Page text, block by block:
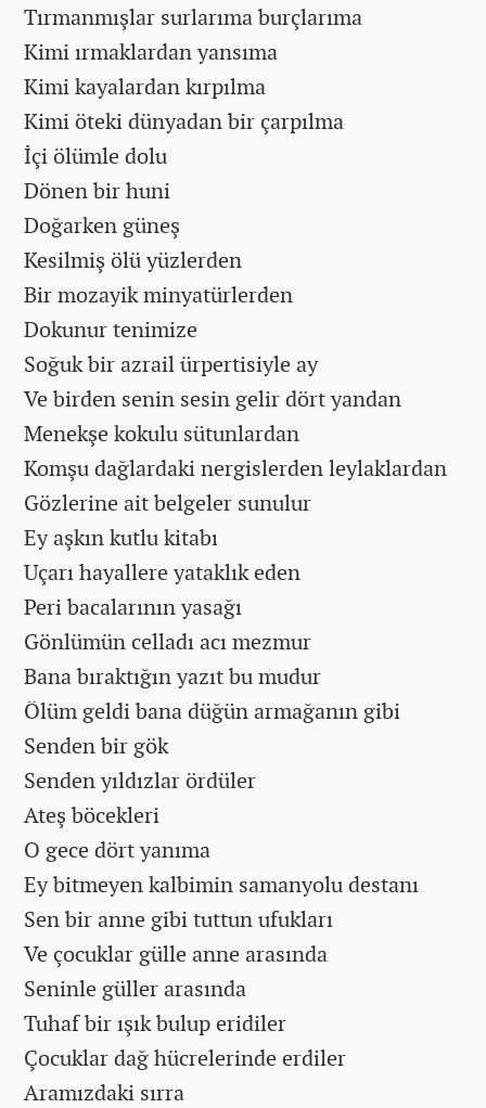
Tırmanmışlar surlarıma burçlarıma
Kimi ırmaklardan yansıma
Kimi kayalardan kırpılma
Kimi öteki dünyadan bir çarpılma
İçi ölümle dolu
Dönen bir huni
Doğarken güneş
Kesilmiş ölü yüzlerden
Bir mozayik minyatürlerden
Dokunur tenimize
Soğuk bir azrail ürpertisiyle ay
Ve birden senin sesin gelir dört yandan
Menekşe kokulu sütunlardan
Komşu dağlardaki nergislerden leylaklardan
Gözlerine ait belgeler sunulur
Ey aşkın kutlu kitabı
Uçarı hayallere yataklık eden
Peri bacalarının yasağı
Gönlümün celladı acı mezmur
Bana bıraktığın yazıt bu mudur
Ölüm geldi bana düğün armağanın gibi
Senden bir gök
Senden yıldızlar ördüler
Ateş böcekleri
O gece dört yanıma
Ey bitmeyen kalbimin samanyolu destanı
Sen bir anne gibi tuttun ufukları
Ve çocuklar gülle anne arasında
Seninle güller arasında
Tuhaf bir ışık bulup eridiler
Çocuklar dağ hücrelerinde erdiler
Aramızdaki sırra